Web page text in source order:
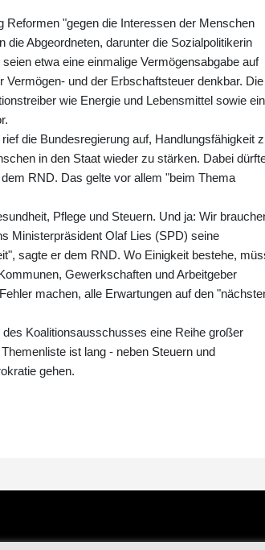
"gegen die Interessen der Menschen
Abgeordneten, darunter die Sozialpolitikerin
etwa eine einmalige Vermögensabgabe auf
und der Erbschaftsteuer denkbar. Die
wie Energie und Lebensmittel sowie
die Bundesregierung auf, Handlungsfähigkeit
in den Staat wieder zu stärken. Dabei
RND. Das gelte vor allem "beim Thema
Pflege und Steuern. Und ja: Wir
Ministerpräsident Olaf Lies (SPD) seine
sagte er dem RND. Wo Einigkeit bestehe,
Gewerkschaften und Arbeitgeber
machen, alle Erwartungen auf den
Koalitionsausschusses eine Reihe großer
ist lang - neben Steuern und
gehen.